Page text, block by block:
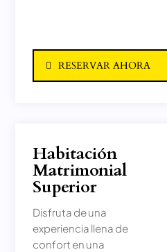
RESERVAR AHORA
Habitación
Matrimonial
Superior
Disfruta de una
experiencia llena de
confort en una